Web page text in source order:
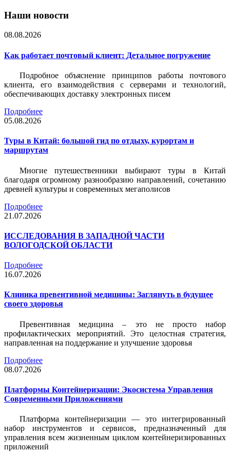
Наши новости
08.08.2026
Как работает почтовый клиент: Детальное погружение
Подробное объяснение принципов работы почтового
клиента, его взаимодействия с серверами и технологий,
обеспечивающих доставку электронных писем
Подробнее
05.08.2026
Туры в Китай: большой гид по отдыху, курортам и
маршрутам
Многие путешественники выбирают туры в Китай
благодаря огромному разнообразию направлений, сочетанию
древней культуры и современных мегаполисов
Подробнее
21.07.2026
ИССЛЕДОВАНИЯ В ЗАПАДНОЙ ЧАСТИ
ВОЛОГОДСКОЙ ОБЛАСТИ
Подробнее
16.07.2026
Клиника превентивной медицины: Заглянуть в будущее
своего здоровья
Превентивная медицина – это не просто набор
профилактических мероприятий. Это целостная стратегия,
направленная на поддержание и улучшение здоровья
Подробнее
08.07.2026
Платформы Контейнеризации: Экосистема Управления
Современными Приложениями
Платформа контейнеризации — это интегрированный
набор инструментов и сервисов, предназначенный для
управления всем жизненным циклом контейнеризированных
приложений